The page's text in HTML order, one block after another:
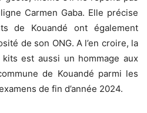
Carmen Gaba. Elle précise
de Kouandé ont également
de son ONG. A l’en croire, la
est aussi un hommage aux
de Kouandé parmi les
de fin d’année 2024.